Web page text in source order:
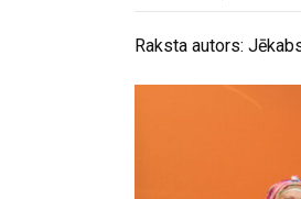
Raksta autors: